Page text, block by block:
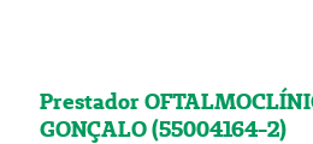
Prestador
GONÇALO (55004164-2)